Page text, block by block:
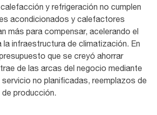
y refrigeración no cumplen
acondicionados y calefactores
más para compensar, acelerando el
infraestructura de climatización. En
que se creyó ahorrar
de las arcas del negocio mediante
no planificadas, reemplazos de
producción.